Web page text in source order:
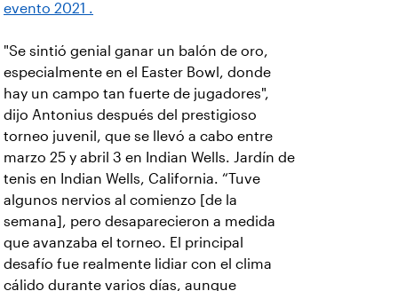
evento 2021 .
"Se sintió genial ganar un balón de oro,
especialmente en el Easter Bowl, donde
hay un campo tan fuerte de jugadores",
dijo Antonius después del prestigioso
torneo juvenil, que se llevó a cabo entre
marzo 25 y abril 3 en Indian Wells. Jardín de
tenis en Indian Wells, California. “Tuve
algunos nervios al comienzo [de la
semana], pero desaparecieron a medida
que avanzaba el torneo. El principal
desafío fue realmente lidiar con el clima
cálido durante varios días, aunque